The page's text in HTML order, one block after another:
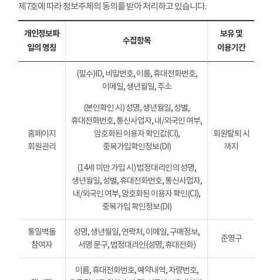
제7호에 따라 정보주체의 동의를 받아 처리하고 있습니다.
개인정보파
일의 명칭
수집항목
보유 및
이용기간
홈페이지
회원관리
(필수)ID, 비밀번호, 이름, 휴대전화번호,
이메일, 생년월일, 주소
(본인확인 시) 성명, 생년월일, 성별,
휴대전화번호, 통신사업자, 내/외국인 여부,
암호화된 이용자 확인값(CI),
중복가입확인정보(DI)
(14세 미만 가입 시) 법정대리인의 성명,
생년월일, 성별, 휴대전화번호, 통신사업자,
내/외국인 여부, 암호화된 이용자 확인(CI),
중복가입 확인정보(DI)
회원탈퇴 시
까지
통일벽돌
참여자
성명, 생년월일, 연락처, 이메일, 구매정보,
서명 문구, 법정대리인(성명, 휴대전화)
준영구
이름, 휴대전화번호, 예약내역, 차량번호,